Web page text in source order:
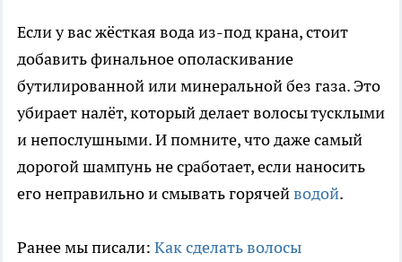
Если у вас жёсткая вода из-под крана, стоит
добавить финальное ополаскивание
бутилированной или минеральной без газа. Это
убирает налёт, который делает волосы тусклыми
и непослушными. И помните, что даже самый
дорогой шампунь не сработает, если наносить
его неправильно и смывать горячейводой.
Ранее мы писали: Как сделать волосы